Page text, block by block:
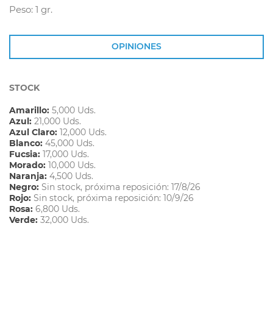
Peso: 1 gr.
OPINIONES
STOCK
Amarillo: 5,000 Uds.
Azul: 21,000 Uds.
Azul Claro: 12,000 Uds.
Blanco: 45,000 Uds.
Fucsia: 17,000 Uds.
Morado: 10,000 Uds.
Naranja: 4,500 Uds.
Negro: Sin stock, próxima reposición: 17/8/26
Rojo: Sin stock, próxima reposición: 10/9/26
Rosa: 6,800 Uds.
Verde: 32,000 Uds.